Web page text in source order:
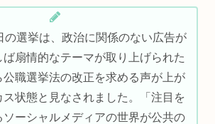
の選挙は、政治に関係のない広告が
扇情的なテーマが取り上げられた
公職選挙法の改正を求める声が上が
ス状態と見なされました。「注目を
ソーシャルメディアの世界が公共の